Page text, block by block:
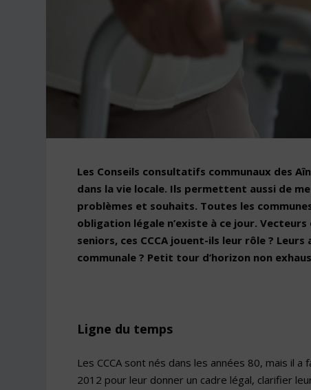
Les Conseils consultatifs communaux des
dans la vie locale. Ils permettent aussi de
problèmes et souhaits. Toutes les
obligation légale n’existe à ce jour.
seniors, ces CCCA jouent-ils leur rôle ?
communale ? Petit tour d’horizon non
Ligne du temps
Les CCCA sont nés dans les années 80, mais il
2012 pour leur donner un cadre légal, clarifier